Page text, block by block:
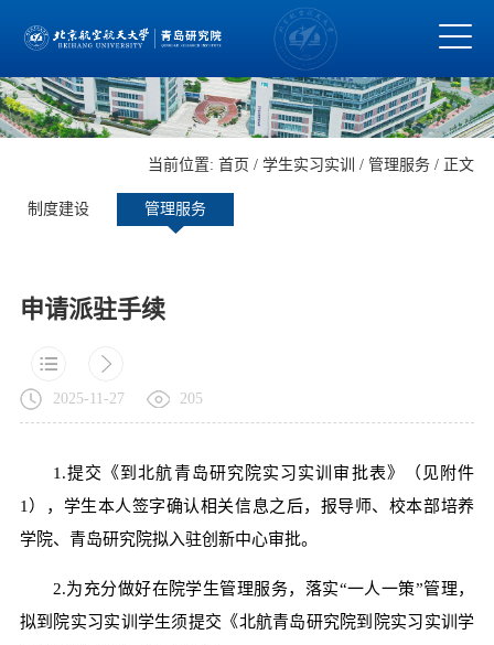
当前位置:首页 /学生实习实训 /管理服务 / 正文
制度建设 管理服务
申请派驻手续
2025-11-27 205
1.提交《到北航青岛研究院实习实训审批表》（见附件
1），学生本人签字确认相关信息之后，报导师、校本部培养
学院、青岛研究院拟入驻创新中心审批。
2.为充分做好在院学生管理服务，落实“一人一策”管理，
拟到院实习实训学生须提交《北航青岛研究院到院实习实训学